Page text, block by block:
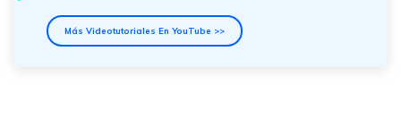
Más Videotutoriales En YouTube >>